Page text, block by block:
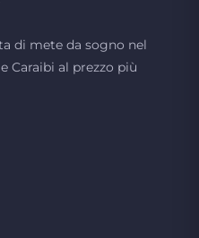
di mete da sogno nel
Caraibi al prezzo più